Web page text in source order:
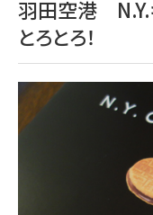
羽田空港 N.Y.
とろとろ！